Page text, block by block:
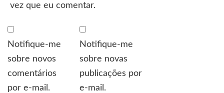
vez que eu comentar.
Notifique-me
sobre novos
comentários
por e-mail.
Notifique-me
sobre novas
publicações por
e-mail.